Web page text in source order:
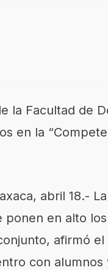
la Facultad de
en la
abril 18.-
en alto
afirmó
con alumnos